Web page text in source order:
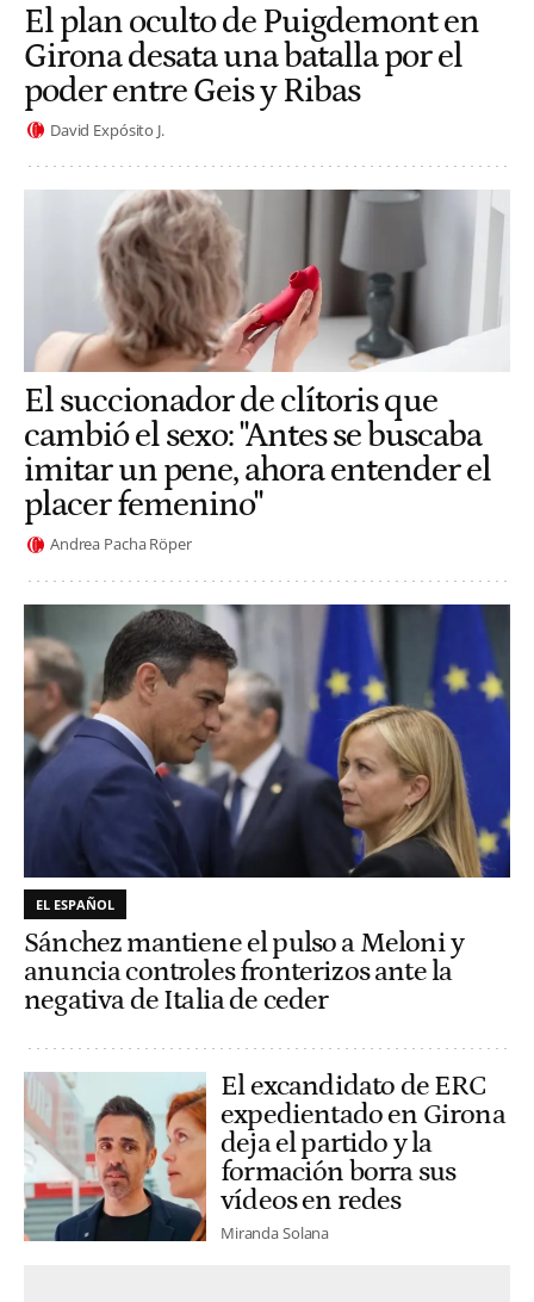
El plan oculto de Puigdemont en
Girona desata una batalla por el
poder entre Geis y Ribas
David Expósito J.
El succionador de clítoris que
cambió el sexo: "Antes se buscaba
imitar un pene, ahora entender el
placer femenino"
Andrea Pacha Röper
EL ESPAÑOL
Sánchez mantiene el pulso a Meloni y
anuncia controles fronterizos ante la
negativa de Italia de ceder
El excandidato de ERC
expedientado en Girona
deja el partido y la
formación borra sus
vídeos en redes
Miranda Solana